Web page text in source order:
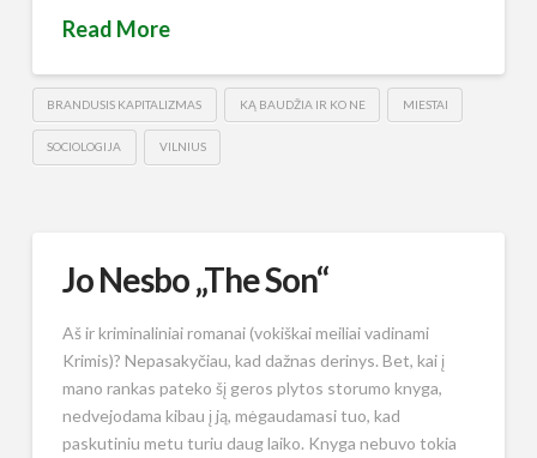
Read More
BRANDUSIS KAPITALIZMAS KĄ BAUDŽIA IR KO NE MIESTAI
SOCIOLOGIJA VILNIUS
Jo Nesbo „The Son“
Aš ir kriminaliniai romanai (vokiškai meiliai vadinami
Krimis)? Nepasakyčiau, kad dažnas derinys. Bet, kai į
mano rankas pateko šį geros plytos storumo knyga,
nedvejodama kibau į ją, mėgaudamasi tuo, kad
paskutiniu metu turiu daug laiko. Knyga nebuvo tokia